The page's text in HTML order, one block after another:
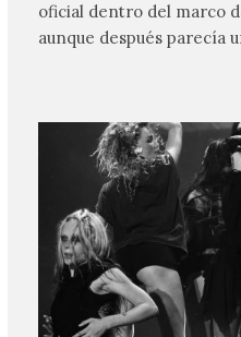
oficial dentro del marco
aunque después parecía